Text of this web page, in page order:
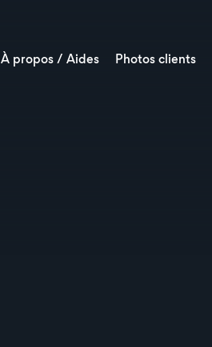
À propos / Aides Photos clients